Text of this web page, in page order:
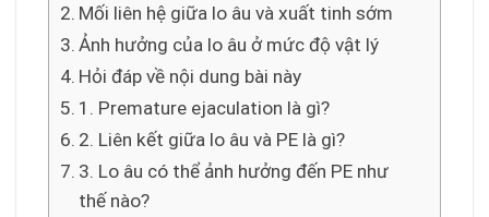
Mối liên hệ giữa lo âu và xuất tinh sớm
Ảnh hưởng của lo âu ở mức độ vật lý
Hỏi đáp về nội dung bài này
1. Premature ejaculation là gì?
2. Liên kết giữa lo âu và PE là gì?
3. Lo âu có thể ảnh hưởng đến PE như
thế nào?